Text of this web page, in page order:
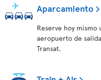
Aparcamiento
Reserve hoy mismo
aeropuerto de
Transat.